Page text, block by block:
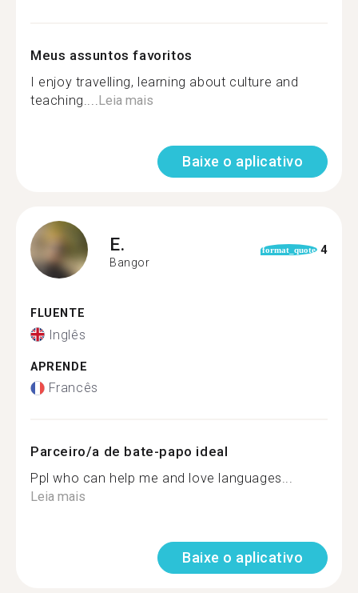
Meus assuntos favoritos
I enjoy travelling, learning about culture and
teaching....Leia mais
Baixe o aplicativo
E.
Bangor
format_quote 4
FLUENTE
Inglês
APRENDE
Francês
Parceiro/a de bate-papo ideal
Ppl who can help me and love languages...
Leia mais
Baixe o aplicativo